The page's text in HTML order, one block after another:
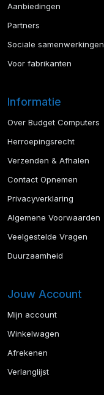
Aanbiedingen
Partners
Sociale samenwerkingen
Voor fabrikanten
Informatie
Over Budget Computers
Herroepingsrecht
Verzenden & Afhalen
Contact Opnemen
Privacyverklaring
Algemene Voorwaarden
Veelgestelde Vragen
Duurzaamheid
Jouw Account
Mijn account
Winkelwagen
Afrekenen
Verlanglijst